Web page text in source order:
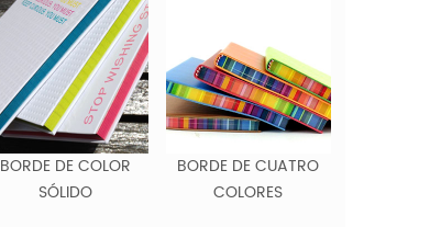
BORDE DE COLOR
SÓLIDO
BORDE DE CUATRO
COLORES